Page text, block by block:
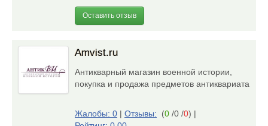
Оставить отзыв
Amvist.ru
Антикварный магазин военной истории,
покупка и продажа предметов антиквариата
Жалобы: 0 | Отзывы: (0 /0 /0) |